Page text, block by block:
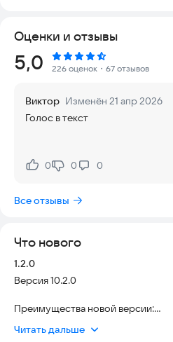
Ключевые возможности
Голосовой ввод текста
Поддержка 15 языков: русский,
индонезийский, итальянский,
португальский, вьетнамский,
Высокая точность распознавания
Визуальная индикация уровня
Автоматическая остановка при
AI проверка текста
Сохранение структуры текста и
Оценки и отзывы
Рейтинг:
5,0 226 оценок ・67 отзывов
Виктор Изменён 21 апр 2026
Голос в текст
Нравится:
0Не нравится:
0 0
Все отзывы
Что нового
Версия:
1.2.0
Версия 10.2.0
Преимущества новой версии:
AtomicBoolean для
Читать дальше